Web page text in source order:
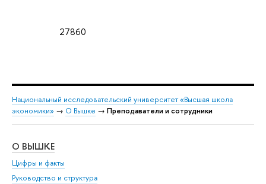
27860
Национальный исследовательский университет «Высшая школа
экономики» → О Вышке → Преподаватели и сотрудники
О ВЫШКЕ
Цифры и факты
Руководство и структура